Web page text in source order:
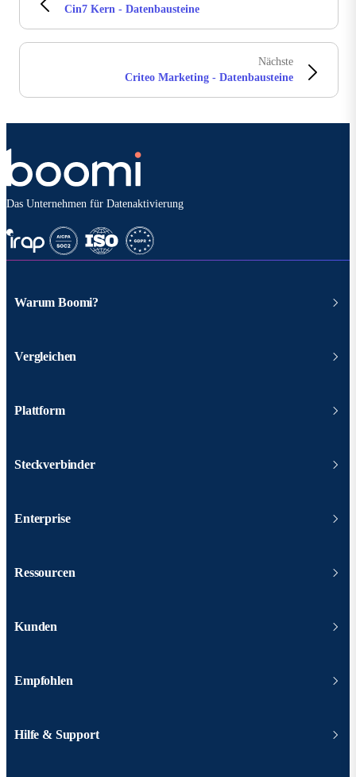
Cin7 Kern - Datenbausteine
Nächste
Criteo Marketing - Datenbausteine
Das Unternehmen für Datenaktivierung
Warum Boomi?
Vergleichen
Plattform
Steckverbinder
Enterprise
Ressourcen
Kunden
Empfohlen
Hilfe & Support